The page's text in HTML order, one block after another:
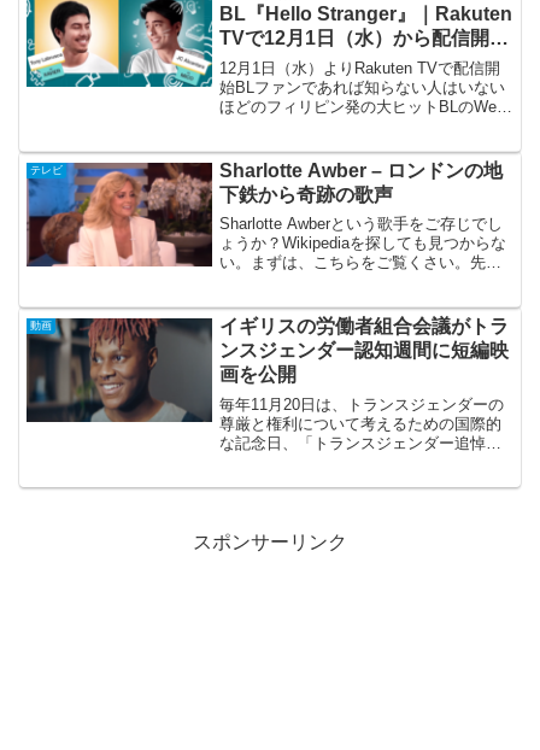
BL『Hello Stranger』｜Rakuten
TVで12月1日（水）から配信開
始！
12月1日（水）よりRakuten TVで配信開
始BLファンであれば知らない人はいない
ほどのフィリピン発の大ヒットBLのWeb
Tony Labru...
テレビ
Sharlotte Awber – ロンドンの地
下鉄から奇跡の歌声
Sharlotte Awberという歌手をご存じでし
ょうか？Wikipediaを探しても見つからな
い。まずは、こちらをご覧くさい。先
Lyrics...
動画
イギリスの労働者組合会議がトラ
ンスジェンダー認知週間に短編映
画を公開
毎年11月20日は、トランスジェンダーの
尊厳と権利について考えるための国際的
な記念日、「トランスジェンダー追悼の
スポンサーリンク